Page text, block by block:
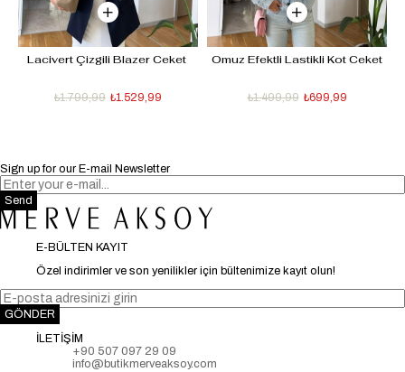
Lacivert Çizgili Blazer Ceket
₺1.529,99
₺1.799,99
Omuz Efektli Lastikli Kot Ceket
₺699,99
₺1.499,99
Sign up for our E-mail Newsletter
Send
E-BÜLTEN KAYIT
Özel indirimler ve son yenilikler için bültenimize kayıt olun!
GÖNDER
İLETİŞİM
+90 507 097 29 09
info@butikmerveaksoy.com